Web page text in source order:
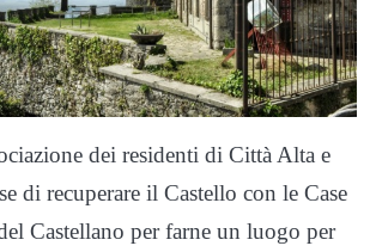
dei residenti di Città Alta e
di recuperare il Castello con le Case
Castellano per farne un luogo per